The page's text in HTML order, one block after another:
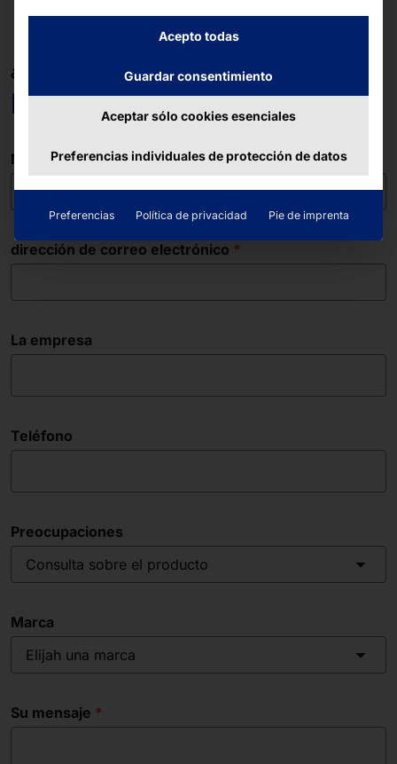
¿TIENE ALGUNA PREGUNTA?
Estamos a su disposición.
Nombre
dirección de correo electrónico
La empresa
Teléfono
Preocupaciones
Consulta sobre el producto
Marca
Elijah una marca
Su mensaje
Acepto todas
Guardar consentimiento
Aceptar sólo cookies esenciales
Preferencias individuales de protección de datos
Preferencias Política de privacidad Pie de imprenta